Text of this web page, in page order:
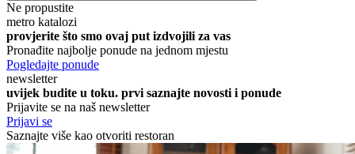
Ne propustite
metro katalozi
provjerite što smo ovaj put izdvojili za vas
Pronađite najbolje ponude na jednom mjestu
Pogledajte ponude
newsletter
uvijek budite u toku. prvi saznajte novosti i ponude
Prijavite se na naš newsletter
Prijavi se
Saznajte više kao otvoriti restoran